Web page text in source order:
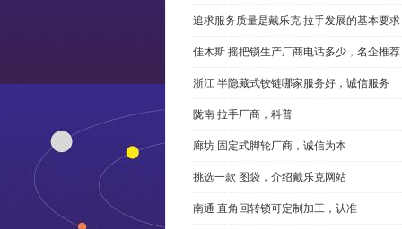
追求服务质量是戴乐克 拉手发展的基本要求
佳木斯 摇把锁生产厂商电话多少，名企推荐
浙江 半隐藏式铰链哪家服务好，诚信服务
陇南 拉手厂商，科普
廊坊 固定式脚轮厂商，诚信为本
挑选一款 图袋，介绍戴乐克网站
南通 直角回转锁可定制加工，认准